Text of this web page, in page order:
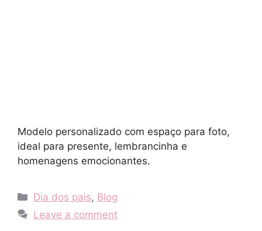
Modelo personalizado com espaço para foto,
ideal para presente, lembrancinha e
homenagens emocionantes.
Categories
Dia dos pais, Blog
Leave a comment